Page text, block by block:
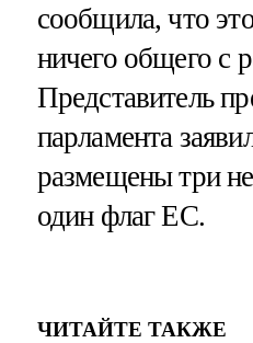
сообщила, что
ничего общего с
Представитель
парламента
размещены три
один флаг ЕС.
ЧИТАЙТЕ ТАКЖЕ